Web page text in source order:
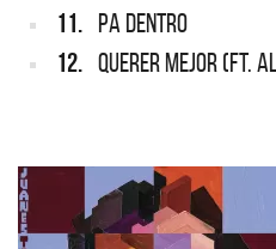
11. PA DENTRO
12. QUERER MEJOR (FT.